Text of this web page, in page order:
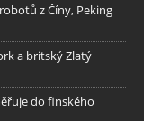
z Číny, Peking
a britský Zlatý
do finského